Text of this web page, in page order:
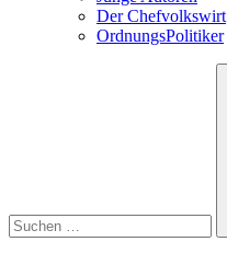
Der Chefvolkswirt
OrdnungsPolitiker